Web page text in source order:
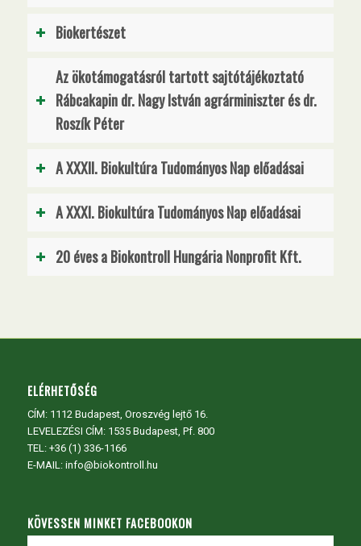
Biokertészet
Az ökotámogatásról tartott sajtótájékoztató
Rábcakapin dr. Nagy István agrárminiszter és dr.
Roszík Péter
A XXXII. Biokultúra Tudományos Nap előadásai
A XXXI. Biokultúra Tudományos Nap előadásai
20 éves a Biokontroll Hungária Nonprofit Kft.
ELÉRHETŐSÉG
CÍM: 1112 Budapest, Oroszvég lejtő 16.
LEVELEZÉSI CÍM: 1535 Budapest, Pf. 800
TEL: +36 (1) 336-1166
E-MAIL: info@biokontroll.hu
KÖVESSEN MINKET FACEBOOKON